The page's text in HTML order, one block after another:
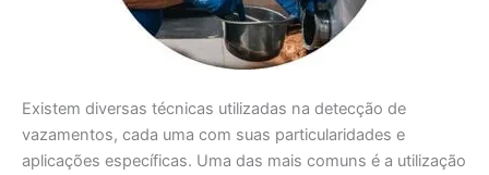
Existem diversas técnicas utilizadas na detecção de
vazamentos, cada uma com suas particularidades e
aplicações específicas. Uma das mais comuns é a utilização